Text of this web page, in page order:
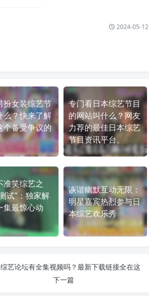
2024-05-12
扮女装综艺节
么？快来了解
个备受争议的
专门看日本综艺节目
的网站叫什么？网友
力荐的最佳日本综艺
节目资讯平台。
准笑综艺之
试”：独家解
集最惊心动
诙谐幽默互动无限：
明星嘉宾热烈参与日
本综艺欢乐秀
艺论坛有全集视频吗？最新下载链接全在这
下一篇